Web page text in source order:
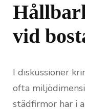
vid
I diskussioner
ofta
städfirmor har i